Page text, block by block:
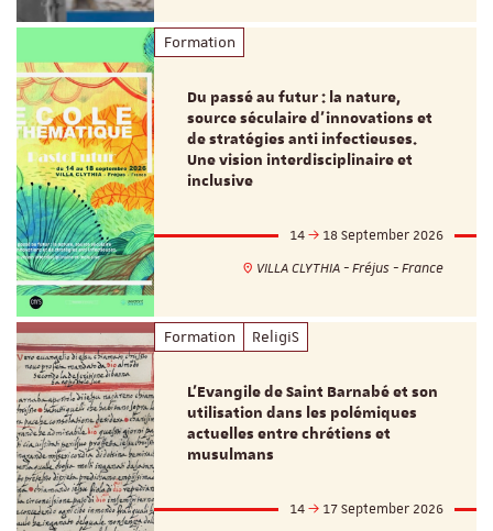
Formation
Du passé au futur : la nature,
source séculaire d’innovations et
de stratégies anti infectieuses.
Une vision interdisciplinaire et
inclusive
14
18 September 2026
VILLA CLYTHIA - Fréjus - France
Formation ReligiS
L’Evangile de Saint Barnabé et son
utilisation dans les polémiques
actuelles entre chrétiens et
musulmans
14
17 September 2026